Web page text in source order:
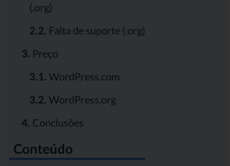
(.org)
2.2. Falta de suporte (.org)
3. Preço
3.1. WordPress.com
3.2. WordPress.org
4. Conclusões
Conteúdo